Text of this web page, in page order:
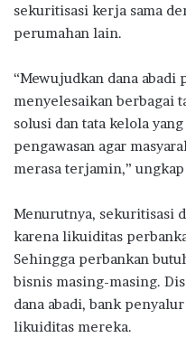
sekuritisasi kerja sama
perumahan lain.
“Mewujudkan dana
menyelesaikan berbagai
solusi dan tata kelola
pengawasan agar
merasa terjamin,”
Menurutnya, sekuritisasi
karena likuiditas
Sehingga perbankan
bisnis masing-masing.
dana abadi, bank
likuiditas mereka.